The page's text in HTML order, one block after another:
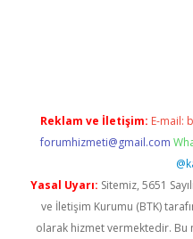
Reklam ve İletişim: E-mail:
forumhizmeti@gmail.com
Yasal Uyarı: Sitemiz, 5651
ve İletişim Kurumu (BTK)
olarak hizmet vermektedir.